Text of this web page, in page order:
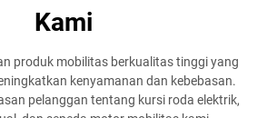
Kami
produk mobilitas berkualitas tinggi yang
kenyamanan dan kebebasan.
pelanggan tentang kursi roda elektrik,